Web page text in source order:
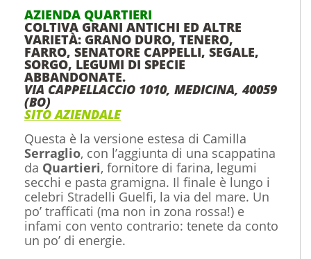
AZIENDA QUARTIERI
COLTIVA GRANI ANTICHI ED ALTRE
VARIETÀ: GRANO DURO, TENERO,
FARRO, SENATORE CAPPELLI, SEGALE,
SORGO, LEGUMI DI SPECIE
ABBANDONATE.
VIA CAPPELLACCIO 1010, MEDICINA, 40059
(BO)
SITO AZIENDALE
Questa è la versione estesa di Camilla
Serraglio, con l’aggiunta di una scappatina
da Quartieri, fornitore di farina, legumi
secchi e pasta gramigna. Il finale è lungo i
celebri Stradelli Guelfi, la via del mare. Un
po’ trafficati (ma non in zona rossa!) e
infami con vento contrario: tenete da conto
un po’ di energie.